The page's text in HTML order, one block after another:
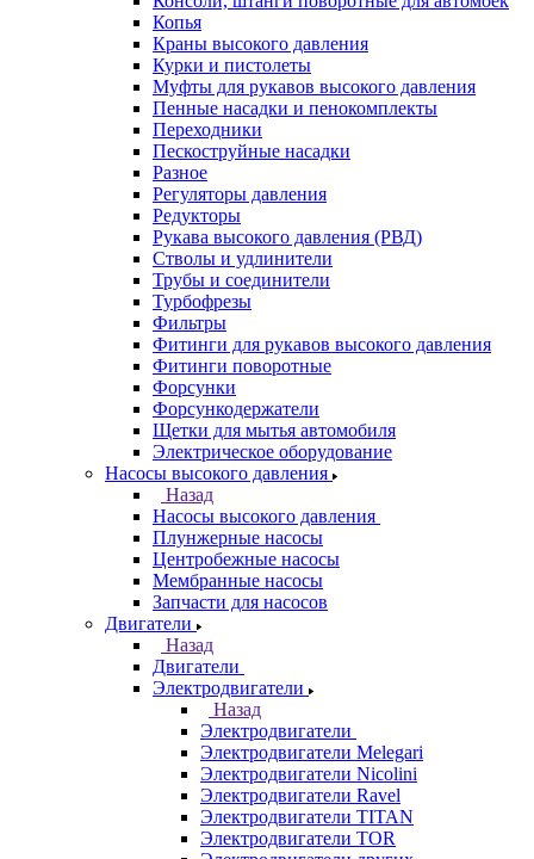
Копья
Краны высокого давления
Курки и пистолеты
Муфты для рукавов высокого давления
Пенные насадки и пенокомплекты
Переходники
Пескоструйные насадки
Разное
Регуляторы давления
Редукторы
Рукава высокого давления (РВД)
Стволы и удлинители
Трубы и соединители
Турбофрезы
Фильтры
Фитинги для рукавов высокого давления
Фитинги поворотные
Форсунки
Форсункодержатели
Щетки для мытья автомобиля
Электрическое оборудование
Насосы высокого давления
Назад
Насосы высокого давления
Плунжерные насосы
Центробежные насосы
Мембранные насосы
Запчасти для насосов
Двигатели
Назад
Двигатели
Электродвигатели
Назад
Электродвигатели
Электродвигатели Melegari
Электродвигатели Nicolini
Электродвигатели Ravel
Электродвигатели TITAN
Электродвигатели TOR